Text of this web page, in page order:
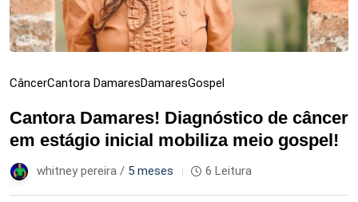
CâncerCantora DamaresDamaresGospel
Cantora Damares! Diagnóstico de câncer
em estágio inicial mobiliza meio gospel!
whitney pereira / 5 meses 6 Leitura